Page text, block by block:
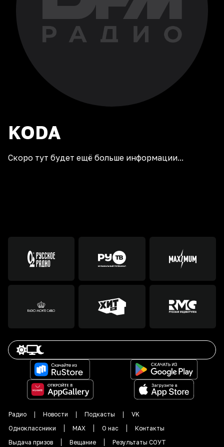
KODA
Скоро тут будет ещё больше информации...
Радио Новости Подкасты
VK
Одноклассники
MAX О нас
Контакты
Выдача призов
Вещание Результаты СОУТ